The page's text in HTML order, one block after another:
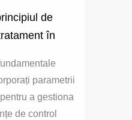
de
în
parametrii
a gestiona
de control